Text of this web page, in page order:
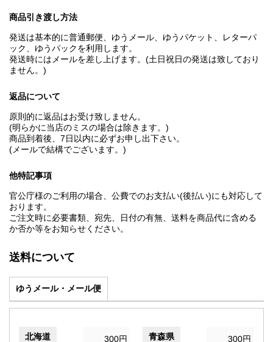
商品引き渡し方法
発送は基本的に普通郵便、ゆうメール、ゆうパケット、レターパ
ック、ゆうパックを利用します。
発送時にはメールを差し上げます。(土日祝日の発送は致しており
ません。)
返品について
原則的に返品はお受け致しません。
(明らかに当店のミスの場合は除きます。)
商品到着後、7日以内に必ずお申し出下さい。
(メールで結構でございます。)
他特記事項
官公庁様のご利用の場合、公費でのお支払い(後払い)にも対応して
おります。
ご注文時に必要書類、宛先、日付の有無、送料を商品代に含める
か否か等をお知らせください。
送料について
ゆうメール・メール便
北海道 300円 青森県 300円